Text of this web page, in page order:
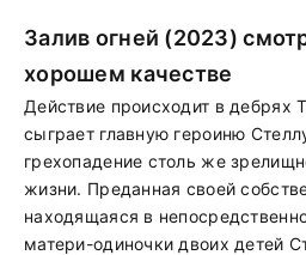
Залив огней (2023)
хорошем качестве
Действие происходит в дебрях
сыграет главную героиню
грехопадение столь же
жизни. Преданная своей
находящаяся в
матери-одиночки двоих детей